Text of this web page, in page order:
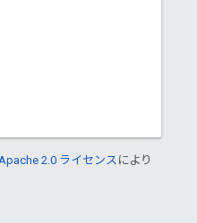
Apache 2.0 ライセンス により